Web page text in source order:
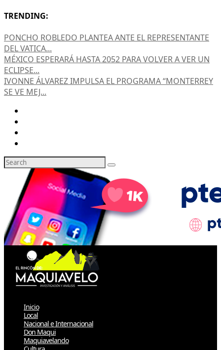
TRENDING:
PONCHO ROBLEDO PLANTEA ANTE EL REPRESENTANTE
DEL VATICA...
MÉXICO ESPERARÁ HASTA 2052 PARA VOLVER A VER UN
ECLIPSE...
IVONNE ÁLVAREZ IMPULSA EL PROGRAMA “MONTERREY
SE VE MEJ...
Inicio
Local
Nacional e Internacional
Don Maqui
Maquiavelando